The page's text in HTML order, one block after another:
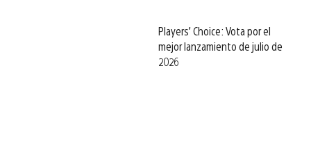
Players’ Choice: Vota por el
mejor lanzamiento de julio de
2026